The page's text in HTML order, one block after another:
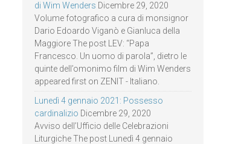
di Wim Wenders Dicembre 29, 2020
Volume fotografico a cura di monsignor
Dario Edoardo Viganò e Gianluca della
Maggiore The post LEV: “Papa
Francesco. Un uomo di parola”, dietro le
quinte dell’omonimo film di Wim Wenders
appeared first on ZENIT - Italiano.
Lunedì 4 gennaio 2021: Possesso
cardinalizio Dicembre 29, 2020
Avviso dell’Ufficio delle Celebrazioni
Liturgiche The post Lunedì 4 gennaio